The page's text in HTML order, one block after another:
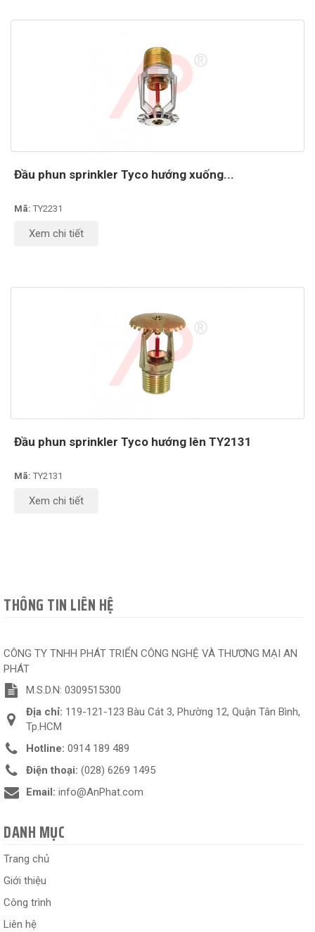
Đầu phun sprinkler Tyco hướng xuống...
Mã: TY2231
Xem chi tiết
Đầu phun sprinkler Tyco hướng lên TY2131
Mã: TY2131
Xem chi tiết
THÔNG TIN LIÊN HỆ
CÔNG TY TNHH PHÁT TRIỂN CÔNG NGHỆ VÀ THƯƠNG MẠI AN
PHÁT
M.S.D.N: 0309515300
Địa chỉ: 119-121-123 Bàu Cát 3, Phường 12, Quận Tân Bình,
Tp.HCM
Hotline: 0914 189 489
Điện thoại: (028) 6269 1495
Email: info@AnPhat.com
DANH MỤC
Trang chủ
Giới thiệu
Công trình
Liên hệ